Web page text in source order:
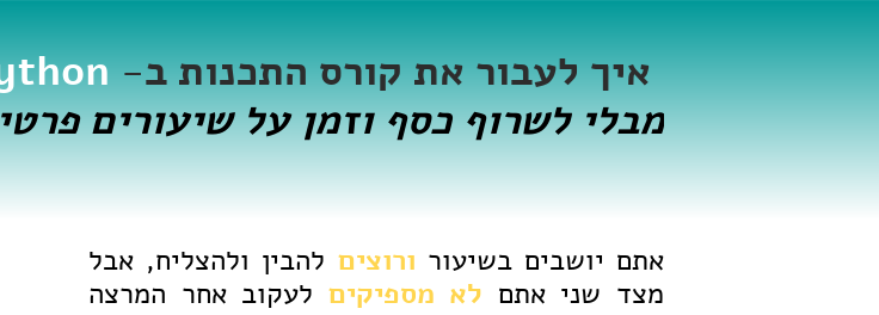
איך לעבור את קורס התכנות ב-
מבלי לשרוף כסף וזמן על שיעורים
אתם יושבים בשיעור ורוצים להבין ולהצליח, אבל
מצד שני אתם לא מספיקים לעקוב אחר המרצה